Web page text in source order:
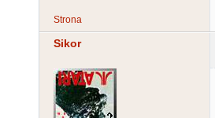
Strona
Sikor